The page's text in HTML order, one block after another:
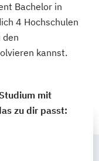
Bachelor in
4 Hochschulen
den
kannst.
mit
zu dir passt: